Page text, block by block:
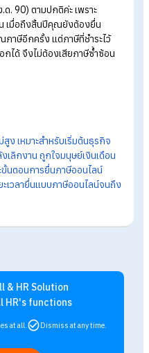
อาชีพหลักหรือรายได้เสริม ล้วนมี
ยรายได้จากการขายสินค้าจะถูก
ามารถเลือกหักค่าใช้จ่ายได้ทั้งแบ
โดยผู้ขายควรจัดทำบัญชีรายรับ-ร
งมั่นใจมากขึ้น
ยวกับ “ขายของออนไล
ไม่ถึงแสน ต้องยื่นภาษีไหม?
นค้าออนไลน์เกินเกณฑ์ที่กฎหมาย
ย VAT หรือไม่?
งเสียภาษีมูลค่าเพิ่ม (VAT) หาก